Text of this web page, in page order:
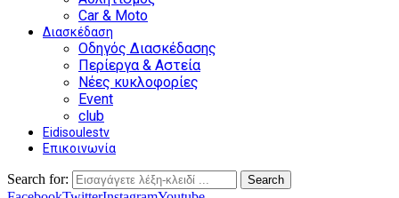
Car & Moto
Διασκέδαση
Οδηγός Διασκέδασης
Περίεργα & Αστεία
Νέες κυκλοφορίες
Event
club
Eidisoulestv
Επικοινωνία
Search for: Search